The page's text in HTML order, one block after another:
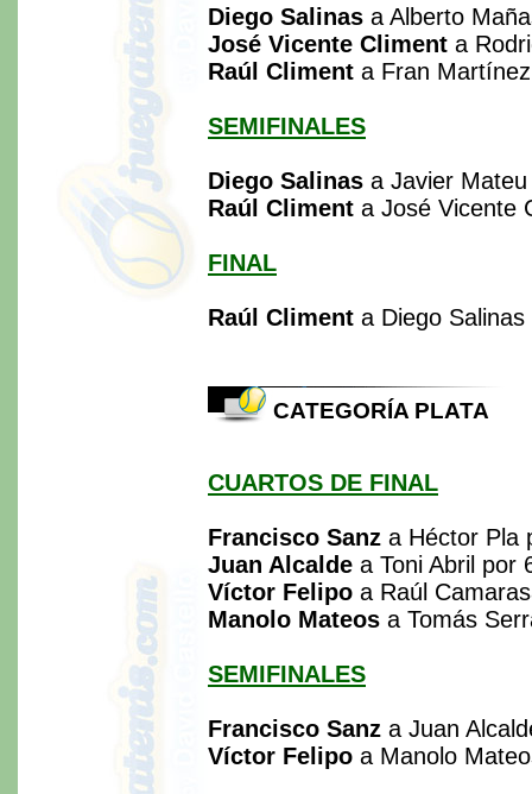
Diego Salinas a Alberto
José Vicente Climent a
Raúl Climent a Fran
SEMIFINALES
Diego Salinas a Javier
Raúl Climent a José Vicente
FINAL
Raúl Climent a Diego
CATEGORÍA PLATA
CUARTOS DE FINAL
Francisco Sanz a Héctor Pla
Juan Alcalde a Toni Abril
Víctor Felipo a Raúl
Manolo Mateos a Tomás
SEMIFINALES
Francisco Sanz a Juan
Víctor Felipo a Manolo